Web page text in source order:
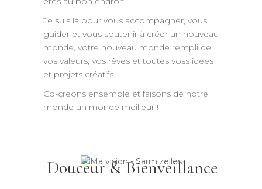
Je suis là pour vous accompagner, vous
guider et vous soutenir à créer un nouveau
monde, votre nouveau monde rempli de
vos valeurs, vos rêves et toutes voss idées
et projets créatifs.
Co-créons ensemble et faisons de notre
monde un monde meilleur !
Douceur & Bienveillance